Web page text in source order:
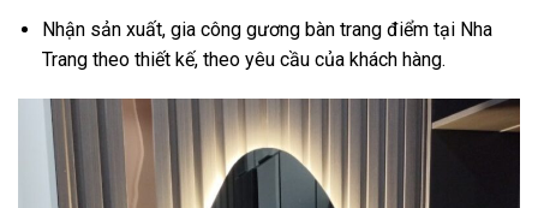
Nhận sản xuất, gia công gương bàn trang điểm tại Nha
Trang theo thiết kế, theo yêu cầu của khách hàng.